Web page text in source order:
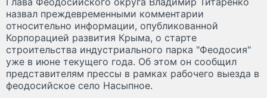
назвал преждевременными комментарии
относительно информации, опубликованной
Корпорацией развития Крыма, о старте
строительства индустриального парка "Феодосия"
уже в июне текущего года. Об этом он сообщил
представителям прессы в рамках рабочего выезда в
феодосийское село Насыпное.